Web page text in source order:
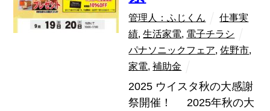
管理人：ふじくん
仕事実
績,生活家電, 電子チラシ
パナソニックフェア,佐野市,
家電,補助金
2025 ウイスタ秋の大感謝
祭開催！ 2025年秋の大